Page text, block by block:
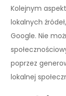
Kolejnym
lokalnych
Google. Nie
poprzez
lokalnej